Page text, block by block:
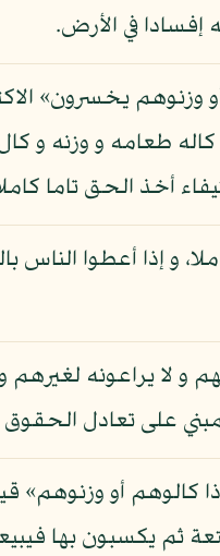
وزنوهم يخسرون»
طعامه و وزنه و
أخذ الحق تاما
و إذا أعطوا الناس
لا يراعونه لغيرهم
على تعادل الحقوق
كالوهم أو وزنوهم»
يكسبون بها